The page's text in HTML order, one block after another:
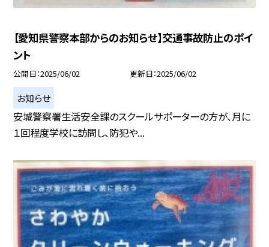
【愛知県警察本部からのお知らせ】交通事故防止のポイ
ント
公開日 2025/06/02 更新日 2025/06/02
お知らせ
安城警察署生活安全課のスクールサポーターの方が、月に
１回程度学校に訪問し、防犯や...